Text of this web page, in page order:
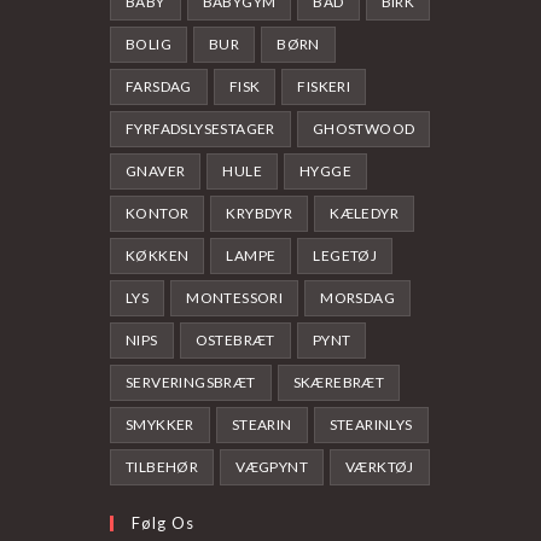
BOLIG BUR BØRN
FARSDAG FISK FISKERI
FYRFADSLYSESTAGER GHOSTWOOD
GNAVER HULE HYGGE
KONTOR KRYBDYR KÆLEDYR
KØKKEN LAMPE LEGETØJ
LYS MONTESSORI MORSDAG
NIPS OSTEBRÆT PYNT
SERVERINGSBRÆT SKÆREBRÆT
SMYKKER STEARIN STEARINLYS
TILBEHØR VÆGPYNT VÆRKTØJ
Følg Os